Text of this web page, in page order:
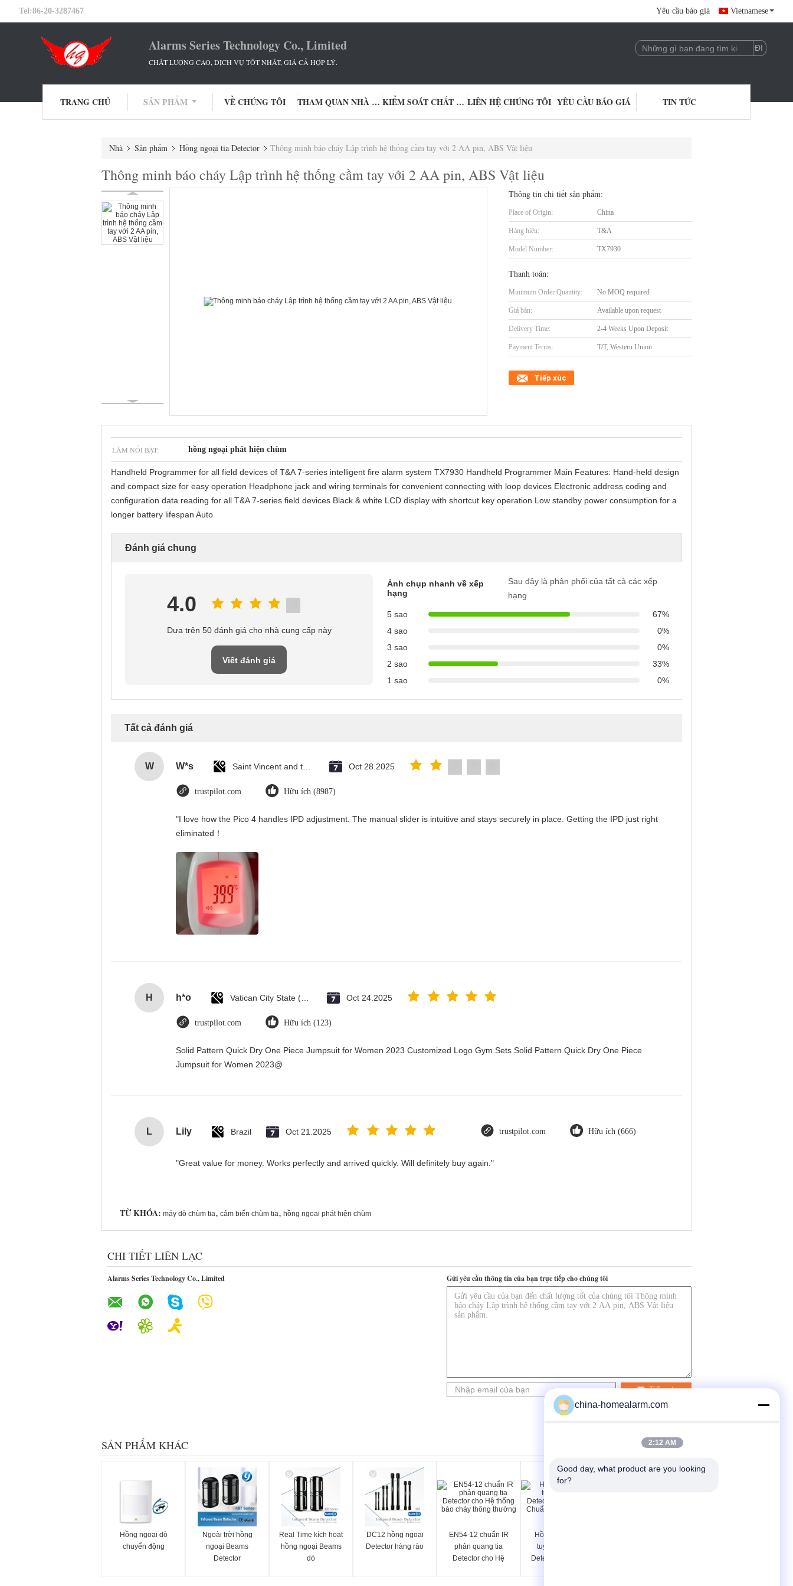
Tel:86-20-3287467 Yêu cầu báo giá Vietnamese
Alarms Series Technology Co., Limited
CHẤT LƯỢNG CAO, DỊCH VỤ TỐT NHẤT, GIÁ CẢ HỢP LÝ.
TRANG CHỦ SẢN PHẨM VỀ CHÚNG TÔI THAM QUAN NHÀ MÁY KIỂM SOÁT CHẤT LƯỢNG LIÊN HỆ CHÚNG TÔI YÊU CẦU BÁO GIÁ TIN TỨC
Nhà Sản phẩm Hồng ngoại tia Detector Thông minh báo cháy Lập trình hệ thống cầm tay với 2 AA pin, ABS Vật liệu
Thông minh báo cháy Lập trình hệ thống cầm tay với 2 AA pin, ABS Vật liệu
Thông tin chi tiết sản phẩm:
Place of Origin: China
Hàng hiệu: T&A
Model Number: TX7930
Thanh toán:
Minimum Order Quantity: No MOQ required
Giá bán: Available upon request
Delivery Time: 2-4 Weeks Upon Deposit
Payment Terms: T/T, Western Union
Tiếp xúc
LÀM NỔI BẬT: hồng ngoại phát hiện chùm
Handheld Programmer for all field devices of T&A 7-series intelligent fire alarm system TX7930 Handheld Programmer Main Features: Hand-held design
and compact size for easy operation Headphone jack and wiring terminals for convenient connecting with loop devices Electronic address coding and
configuration data reading for all T&A 7-series field devices Black & white LCD display with shortcut key operation Low standby power consumption for a
longer battery lifespan Auto
Đánh giá chung
4.0
Dựa trên 50 đánh giá cho nhà cung cấp này
Viết đánh giá
Ảnh chụp nhanh về xếp
hạng
Sau đây là phân phối của tất cả các xếp
hạng
5 sao
67%
4 sao
0%
3 sao
0%
2 sao
33%
1 sao
0%
Tất cả đánh giá
W W*s Oct 28.2025
trustpilot.com Hữu ích (8987)
"I love how the Pico 4 handles IPD adjustment. The manual slider is intuitive and stays securely in place. Getting the IPD just right
eliminated！
H h*o Oct 24.2025
trustpilot.com Hữu ích (123)
Solid Pattern Quick Dry One Piece Jumpsuit for Women 2023 Customized Logo Gym Sets Solid Pattern Quick Dry One Piece
Jumpsuit for Women 2023@
L Lily Brazil Oct 21.2025 trustpilot.com Hữu ích (666)
"Great value for money. Works perfectly and arrived quickly. Will definitely buy again."
TỪ KHÓA: máy dò chùm tia, cảm biến chùm tia, hồng ngoại phát hiện chùm
CHI TIẾT LIÊN LẠC
Alarms Series Technology Co., Limited Gửi yêu cầu thông tin của bạn trực tiếp cho chúng tôi
Tiếp xúc
SẢN PHẨM KHÁC
Hồng ngoại dò
chuyển động
Ngoài trời hồng
ngoại Beams
Detector
Real Time kích hoạt
hồng ngoại Beams
dò
DC12 hồng ngoại
Detector hàng rào
EN54-12 chuẩn IR
phản quang tia
Detector cho Hệ
Hồng ngoại phản
tuyến tính chùm
Detector với EN 54-
china-homealarm.com
2:12 AM
Good day, what product are you looking
for?